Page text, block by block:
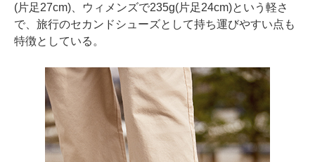
(片足27cm)、ウィメンズで235g(片足24cm)という軽さ
で、旅行のセカンドシューズとして持ち運びやすい点も
特徴としている。